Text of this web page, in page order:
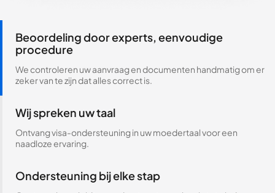
Beoordeling door experts, eenvoudige
procedure
We controleren uw aanvraag en documenten handmatig om er
zeker van te zijn dat alles correct is.
Wij spreken uw taal
Ontvang visa-ondersteuning in uw moedertaal voor een
naadloze ervaring.
Ondersteuning bij elke stap